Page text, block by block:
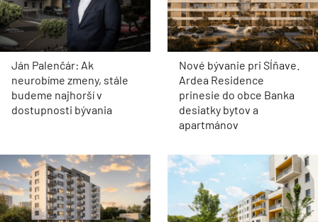
Ján Palenčár: Ak
neurobíme zmeny, stále
budeme najhorší v
dostupnosti bývania
Nové bývanie pri Sĺňave.
Ardea Residence
prinesie do obce Banka
desiatky bytov a
apartmánov